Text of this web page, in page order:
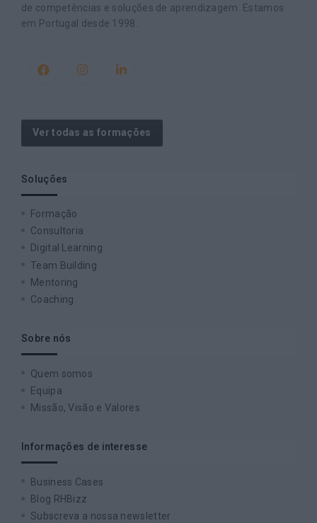
de competências e soluções de aprendizagem. Estamos
em Portugal desde 1998.
Ver todas as formações
Soluções
Formação
Consultoria
Digital Learning
Team Building
Mentoring
Coaching
Sobre nós
Quem somos
Equipa
Missão, Visão e Valores
Informações de interesse
Business Cases
Blog RHBizz
Subscreva a nossa newsletter